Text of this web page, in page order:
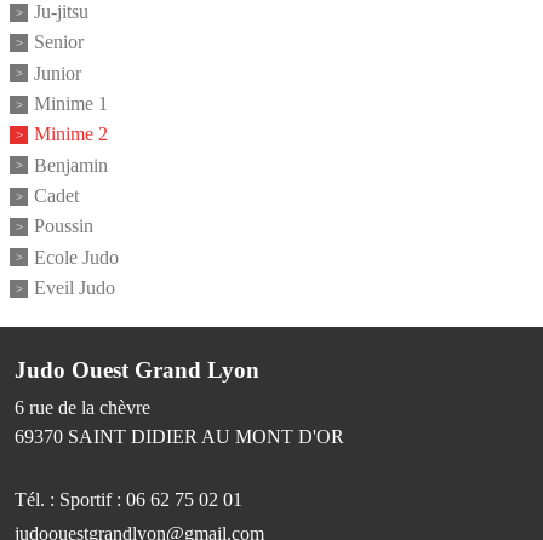
Ju-jitsu
Senior
Junior
Minime 1
Minime 2
Benjamin
Cadet
Poussin
Ecole Judo
Eveil Judo
Judo Ouest Grand Lyon
6 rue de la chèvre
69370 SAINT DIDIER AU MONT D'OR
Tél. : Sportif : 06 62 75 02 01
judoouestgrandlyon@gmail.com